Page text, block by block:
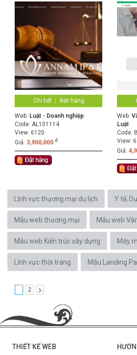
Chi tiết Đặt hàng
Web: Luật - Doanh nghiệp
Code: AL101114
View: 6120
Giá: 3,900,000 đ
Web:
Luật
Code:
View:
Giá:
Lĩnh vực thương mại du lịch Y tế,
Mẫu web thương mại Mẫu web
Mẫu web Kiến trúc xây dựng Máy
Lĩnh vực thời trang Mẫu Landing
2
THIẾT KẾ WEB